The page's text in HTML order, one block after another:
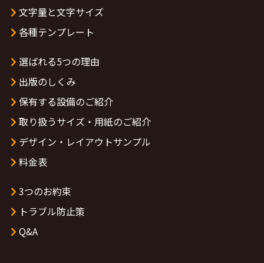
文字量と文字サイズ
各種テンプレート
選ばれる5つの理由
出版のしくみ
保有する設備のご紹介
取り扱うサイズ・用紙のご紹介
デザイン・レイアウトサンプル
料金表
3つのお約束
トラブル防止策
Q&A